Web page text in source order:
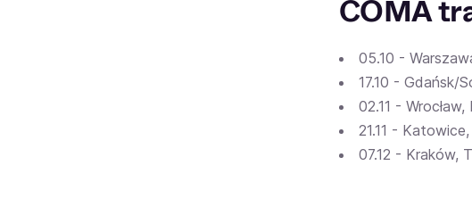
COMA
05.10 -
17.10 - Gdańsk/
02.11 -
21.11 -
07.12 - Kraków,